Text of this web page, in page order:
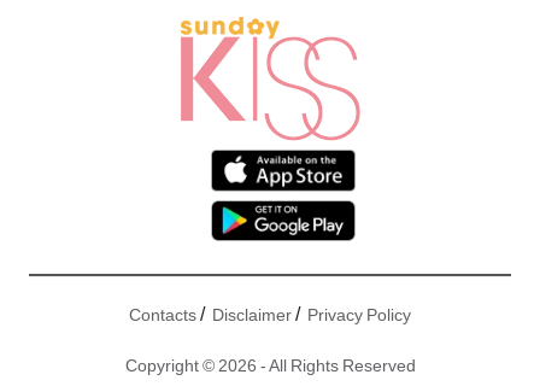
Contacts/ Disclaimer/ Privacy Policy
Copyright © 2026 - All Rights Reserved